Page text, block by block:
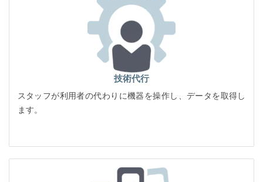
技術代行
スタッフが利用者の代わりに機器を操作し、データを取得し
ます。